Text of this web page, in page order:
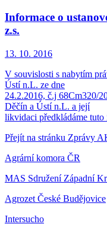
Informace o
z.s.
13. 10. 2016
V souvislosti s nabytím
Ústí n.L. ze dne
24.2.2016, č.j 68Cm320/
Děčín a Ústí n.L. a její
likvidaci předkládáme tuto
Přejít na stránku Zprávy
Agrární komora ČR
MAS Sdružení Západní
Agrozet České Budějovice
Intersucho